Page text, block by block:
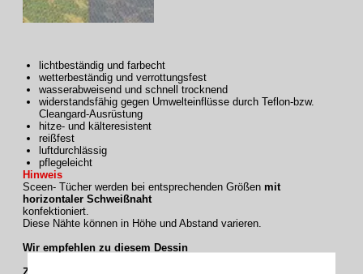
lichtbeständig und farbecht
wetterbeständig und verrottungsfest
wasserabweisend und schnell trocknend
widerstandsfähig gegen Umwelteinflüsse durch Teflon-bzw.
Cleangard-Ausrüstung
hitze- und kälteresistent
reißfest
luftdurchlässig
pflegeleicht
Hinweis
Sceen- Tücher werden bei entsprechenden Größen mit
horizontaler Schweißnaht
konfektioniert.
Diese Nähte können in Höhe und Abstand varieren.
Wir empfehlen zu diesem Dessin